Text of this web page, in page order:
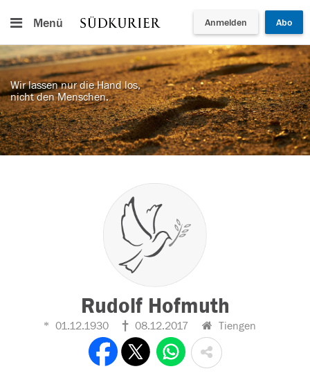
Menü Anmelden Abo
Wir lassen nur die Hand los,
nicht den Menschen.
Rudolf Hofmuth
01.12.1930 08.12.2017 Tiengen